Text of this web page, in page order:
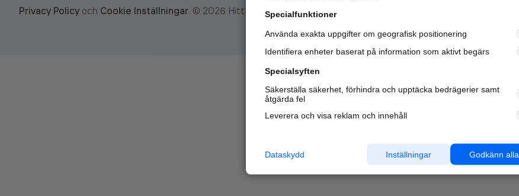
Privacy Policy och Cookie Inställningar. © 2026 Hitta.se Specialfunktioner
Använda exakta uppgifter om geografisk positionering
Identifiera enheter baserat på information som aktivt begärs
Specialsyften
Säkerställa säkerhet, förhindra och upptäcka bedrägerier samt
åtgärda fel
Leverera och visa reklam och innehåll
Godkänn alla
Inställningar
Dataskydd